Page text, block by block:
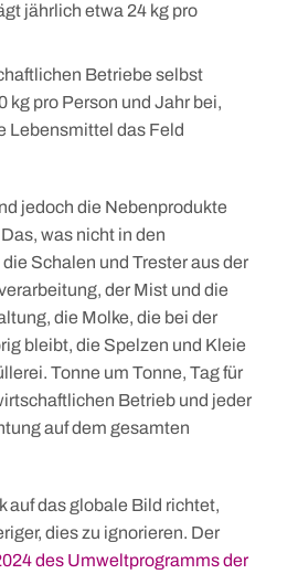
jährlich etwa 24 kg pro
Betriebe selbst
kg pro Person und Jahr bei,
Lebensmittel das Feld
jedoch die Nebenprodukte
was nicht in den
Schalen und Trester aus der
der Mist und die
die Molke, die bei der
bleibt, die Spelzen und Kleie
Tonne um Tonne, Tag für
Betrieb und jeder
auf dem gesamten
auf das globale Bild richtet,
dies zu ignorieren. Der
des Umweltprogramms der